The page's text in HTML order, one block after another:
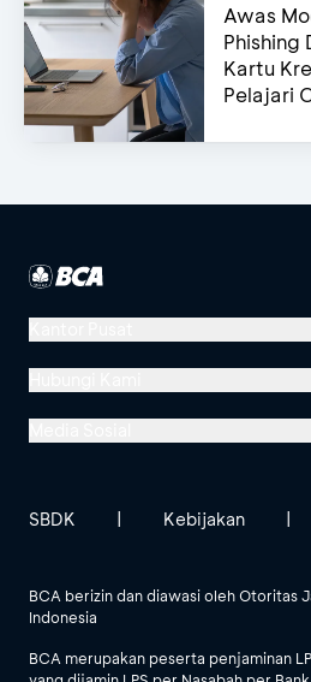
Awas
Phishing
Kartu
Pelajari
Menara BCA, Grand Indonesia
Jl. MH Thamrin No. 1
Lihat Semua Media Sosial
BCA berizin dan diawasi oleh Otoritas
Indonesia
BCA merupakan peserta penjaminan
SBDK | Kebijakan |